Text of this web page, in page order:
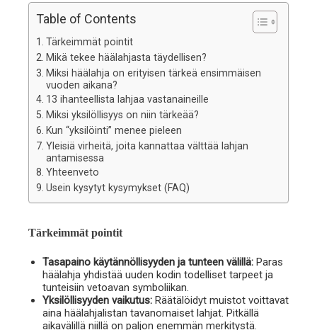
Table of Contents
Tärkeimmät pointit
Mikä tekee häälahjasta täydellisen?
Miksi häälahja on erityisen tärkeä ensimmäisen
vuoden aikana?
13 ihanteellista lahjaa vastanaineille
Miksi yksilöllisyys on niin tärkeää?
Kun “yksilöinti” menee pieleen
Yleisiä virheitä, joita kannattaa välttää lahjan
antamisessa
Yhteenveto
Usein kysytyt kysymykset (FAQ)
Tärkeimmät pointit
Tasapaino käytännöllisyyden ja tunteen välillä: Paras
häälahja yhdistää uuden kodin todelliset tarpeet ja
tunteisiin vetoavan symboliikan.
Yksilöllisyyden vaikutus: Räätälöidyt muistot voittavat
aina häälahjalistan tavanomaiset lahjat. Pitkällä
aikavälillä niillä on paljon enemmän merkitystä.